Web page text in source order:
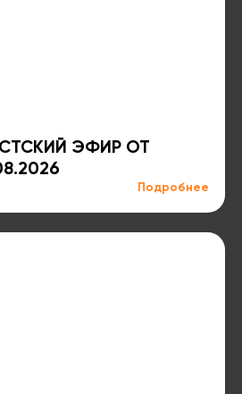
ЭФИР ОТ
Подробнее